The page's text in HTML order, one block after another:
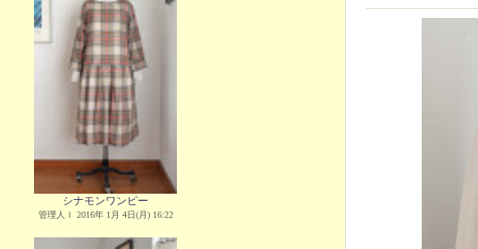
シナモンワンピー
管理人Ｉ 2016年 1月 4日(月) 16:22